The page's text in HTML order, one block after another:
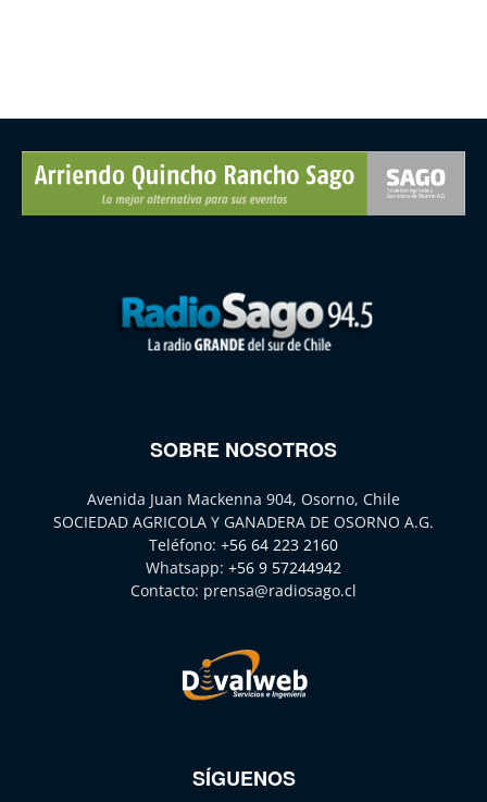
SOBRE NOSOTROS
Avenida Juan Mackenna 904, Osorno, Chile
SOCIEDAD AGRICOLA Y GANADERA DE OSORNO A.G.
Teléfono: +56 64 223 2160
Whatsapp: +56 9 57244942
Contacto: prensa@radiosago.cl
SÍGUENOS